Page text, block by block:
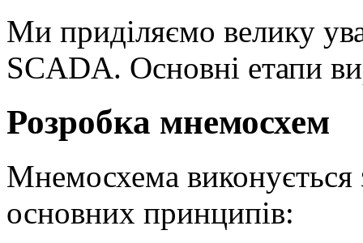
Ми приділяємо велику
SCADA. Основні етапи
Розробка мнемосхем
Мнемосхема виконується
основних принципів: